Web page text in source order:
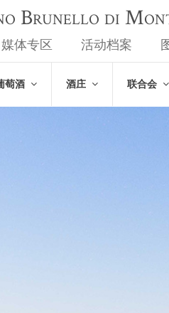
Brunello di
媒体专区 活动档案
萄酒 酒庄 联合会